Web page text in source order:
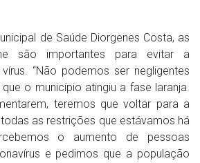
de Saúde Diorgenes Costa, as
são importantes para evitar a
“Não podemos ser negligentes
o município atingiu a fase laranja.
teremos que voltar para a
as restrições que estávamos há
o aumento de pessoas
e pedimos que a população